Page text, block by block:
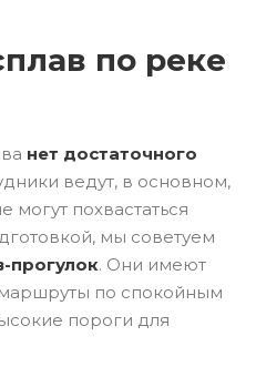
по реке
нет достаточного
ведут, в основном,
могут похвастаться
мы советуем
прогулок. Они имеют
по спокойным
пороги для